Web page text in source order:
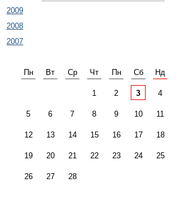
2009
2008
2007
Пн Вт Ср Чт Пн Сб Нд
1 2 3 4
5 6 7 8 9 10 11
12 13 14 15 16 17 18
19 20 21 22 23 24 25
26 27 28